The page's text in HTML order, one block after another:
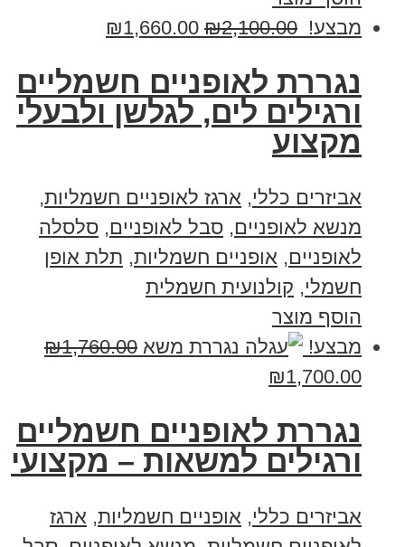
מבצע!
₪2,100.00
₪1,660.00
נגררת לאופניים חשמליים
ורגילים לים, לגלשן ולבעלי
מקצוע
אביזרים כללי, ארגז לאופניים חשמליות,
מנשא לאופניים, סבל לאופניים, סלסלה
לאופניים, אופניים חשמליות, תלת אופן
חשמלי, קולנועית חשמלית
הוסף מוצר
מבצע!
₪1,760.00
₪1,700.00
נגררת לאופניים חשמליים
ורגילים למשאות – מקצועי
אביזרים כללי, אופניים חשמליות, ארגז